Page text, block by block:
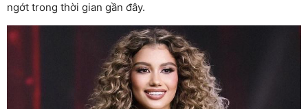
ngớt trong thời gian gần đây.